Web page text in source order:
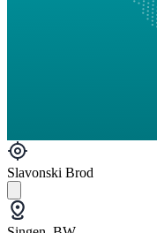
Slavonski Brod